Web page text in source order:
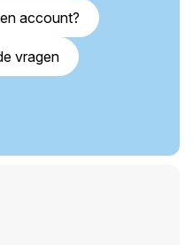
account?
vragen